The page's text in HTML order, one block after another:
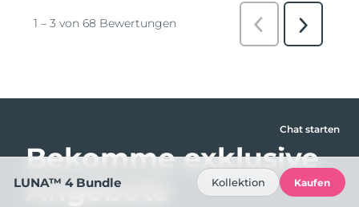
Bekomme exklusive
Angebote
Chat starten
LUNA™ 4 Bundle Kollektion Kaufen